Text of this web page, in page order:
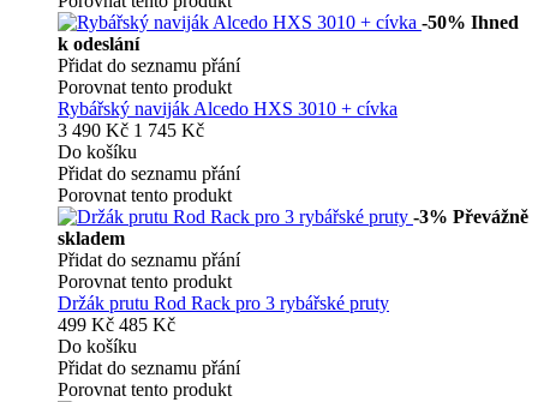
-50% Ihned
k odeslání
Přidat do seznamu přání
Porovnat tento produkt
Rybářský naviják Alcedo HXS 3010 + cívka
3 490 Kč 1 745 Kč
Do košíku
Přidat do seznamu přání
Porovnat tento produkt
-3% Převážně
skladem
Přidat do seznamu přání
Porovnat tento produkt
Držák prutu Rod Rack pro 3 rybářské pruty
499 Kč 485 Kč
Do košíku
Přidat do seznamu přání
Porovnat tento produkt